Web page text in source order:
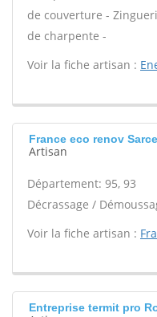
de couverture -
de charpente -
Voir la fiche artisan :
France eco renov
Artisan
Département: 95, 93
Décrassage /
Voir la fiche artisan :
Entreprise termit pro